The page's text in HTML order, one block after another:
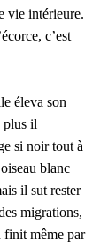
vie intérieure.
c’est
éleva son
plus il
si noir tout à
blanc
il sut rester
migrations,
finit même par